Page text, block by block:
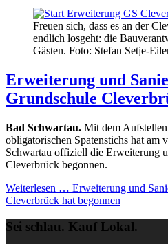
Freuen sich, dass es an der
endlich losgeht: die
Gästen. Foto: Stefan Setje-
Erweiterung und
Grundschule
Bad Schwartau. Mit dem Aufstellen
obligatorischen Spatenstichs hat am
Schwartau offiziell die Erweiterung
Cleverbrück begonnen.
Weiterlesen … Erweiterung und
Cleverbrück hat begonnen
Sei schlau. Kauf Lokal.